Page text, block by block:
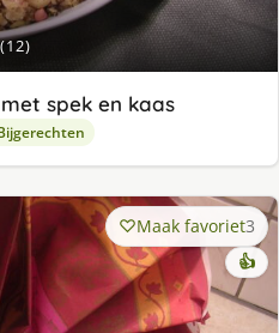
spek en kaas
Maak favoriet3
👍